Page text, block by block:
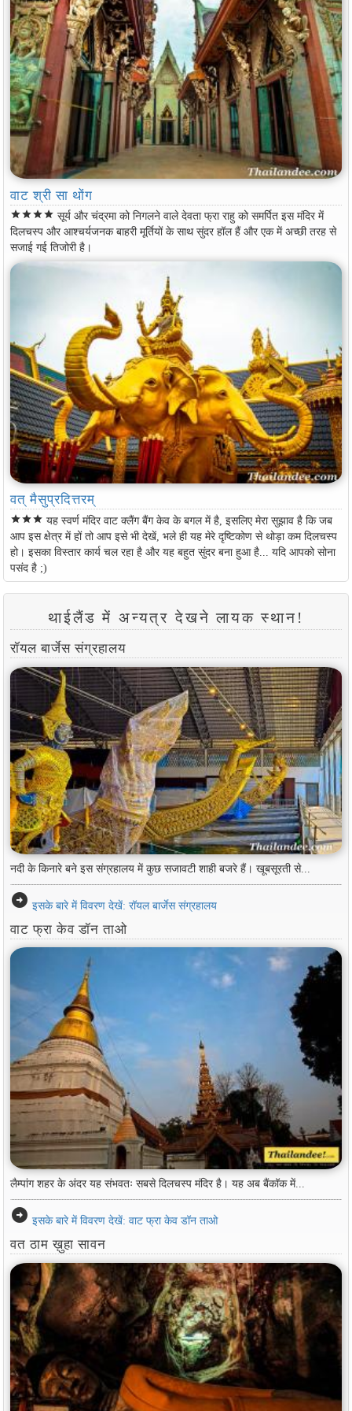
वाट श्री सा थोंग
starstarstarstar सूर्य और चंद्रमा को निगलने वाले देवता फ्रा राहु को समर्पित इस मंदिर में
दिलचस्प और आश्चर्यजनक बाहरी मूर्तियों के साथ सुंदर हॉल हैं और एक में अच्छी तरह से
सजाई गई तिजोरी है।
वत् मैसुप्रदित्तरम्
starstarstar यह स्वर्ण मंदिर वाट क्लैंग बैंग केव के बगल में है, इसलिए मेरा सुझाव है कि जब
आप इस क्षेत्र में हों तो आप इसे भी देखें, भले ही यह मेरे दृष्टिकोण से थोड़ा कम दिलचस्प
हो। इसका विस्तार कार्य चल रहा है और यह बहुत सुंदर बना हुआ है... यदि आपको सोना
पसंद है ;)
थाईलैंड में अन्यत्र देखने लायक स्थान!
रॉयल बार्जेस संग्रहालय
नदी के किनारे बने इस संग्रहालय में कुछ सजावटी शाही बजरे हैं। खूबसूरती से...
arrow_circle_right इसके बारे में विवरण देखें: रॉयल बार्जेस संग्रहालय
वाट फ्रा केव डॉन ताओ
लैम्पांग शहर के अंदर यह संभवतः सबसे दिलचस्प मंदिर है। यह अब बैंकॉक में...
arrow_circle_right इसके बारे में विवरण देखें: वाट फ्रा केव डॉन ताओ
वत ठाम ख़ुहा सावन